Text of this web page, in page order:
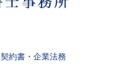
契約書・企業法務